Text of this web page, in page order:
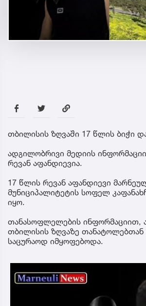
თბილისის ზღვაში 17 წლის ბიჭი
ადგილობრივი მედიის
რევან აფანდიევია.
17 წლის რევან აფანდიევი
მუნიციპალიტეტის სოფელ
იყო.
თანასოფლელების ინფორმაციით,
თბილისის ზღვაზე
საცურაოდ იმყოფებოდა.